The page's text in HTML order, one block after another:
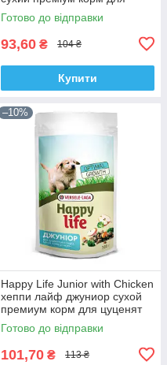
собак усіх порід 0.35 кг
Готово до відправки
93,60 ₴ 104 ₴
Купити
–10%
Happy Life Junior with Chicken
хеппи лайф джуниор сухой
премиум корм для цуценят
всіх порід 0.35 кг
Готово до відправки
101,70 ₴ 113 ₴